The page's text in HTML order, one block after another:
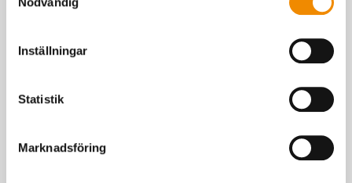
Inställningar
Statistik
Marknadsföring